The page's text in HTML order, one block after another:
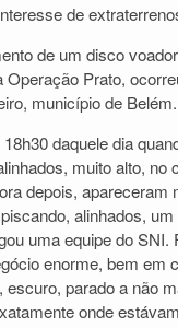
de
de um disco
Operação Prato,
município de Belém.
daquele dia
muito alto, no
depois, apareceram
alinhados,
uma equipe do SNI.
enorme, bem em
escuro, parado a não
onde